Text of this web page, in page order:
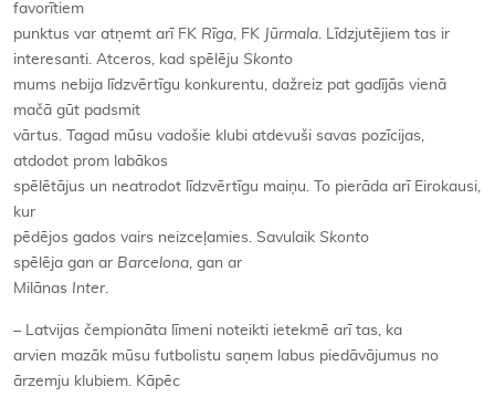
favorītiem
punktus var atņemt arī FK Rīga, FK Jūrmala. Līdzjutējiem tas ir
interesanti. Atceros, kad spēlēju Skonto
mums nebija līdzvērtīgu konkurentu, dažreiz pat gadījās vienā
mačā gūt padsmit
vārtus. Tagad mūsu vadošie klubi atdevuši savas pozīcijas,
atdodot prom labākos
spēlētājus un neatrodot līdzvērtīgu maiņu. To pierāda arī Eirokausi,
kur
pēdējos gados vairs neizceļamies. Savulaik Skonto
spēlēja gan ar Barcelona, gan ar
Milānas Inter.
– Latvijas čempionāta līmeni noteikti ietekmē arī tas, ka
arvien mazāk mūsu futbolistu saņem labus piedāvājumus no
ārzemju klubiem. Kāpēc